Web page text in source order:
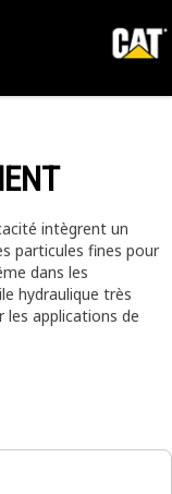
intègrent un
particules fines pour
dans les
hydraulique très
applications de